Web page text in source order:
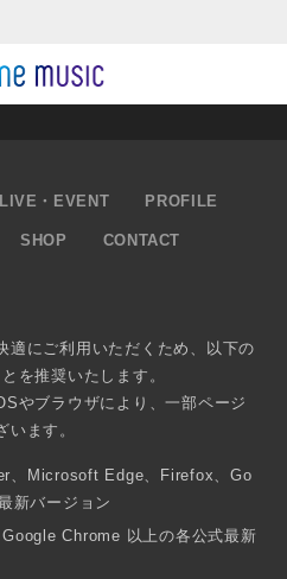
LIVE・EVENT PROFILE
SHOP CONTACT
適にご利用いただくため、以下の
を推奨いたします。
やブラウザにより、一部ページ
ます。
、Microsoft Edge、Firefox、Go
新バージョン
Chrome 以上の各公式最新